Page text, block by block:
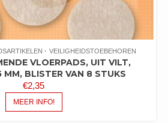
VEILIGHEIDSTOEBEHOREN
VLOERPADS, UIT VILT,
MM, BLISTER VAN 8 STUKS
€2,35
MEER INFO!